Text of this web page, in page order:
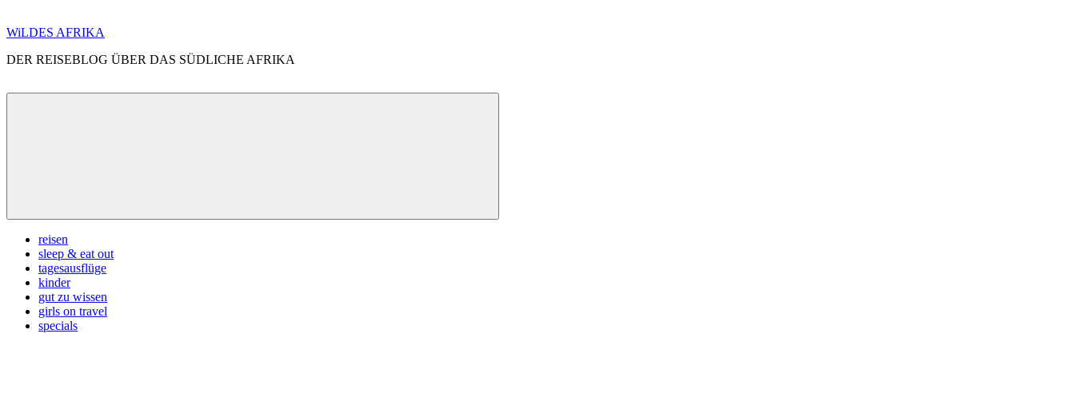
Zum
springen
WiLDES AFRIKA
DER REISEBLOG ÜBER DAS SÜDLICHE AFRIKA
Menü
reisen
sleep & eat out
tagesausflüge
kinder
gut zu wissen
girls on travel
specials